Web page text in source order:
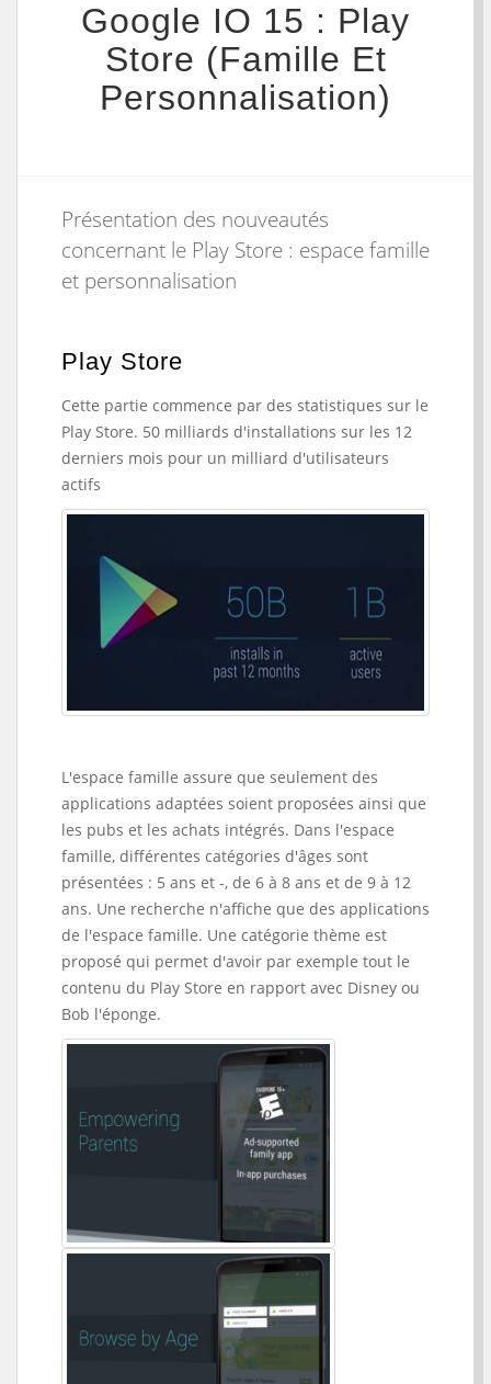
Google IO 15 : Play
Store (Famille Et
Personnalisation)
Présentation des nouveautés
concernant le Play Store : espace famille
et personnalisation
Play Store
Cette partie commence par des statistiques sur le
Play Store. 50 milliards d'installations sur les 12
derniers mois pour un milliard d'utilisateurs
actifs
L'espace famille assure que seulement des
applications adaptées soient proposées ainsi que
les pubs et les achats intégrés. Dans l'espace
famille, différentes catégories d'âges sont
présentées : 5 ans et -, de 6 à 8 ans et de 9 à 12
ans. Une recherche n'affiche que des applications
de l'espace famille. Une catégorie thème est
proposé qui permet d'avoir par exemple tout le
contenu du Play Store en rapport avec Disney ou
Bob l'éponge.